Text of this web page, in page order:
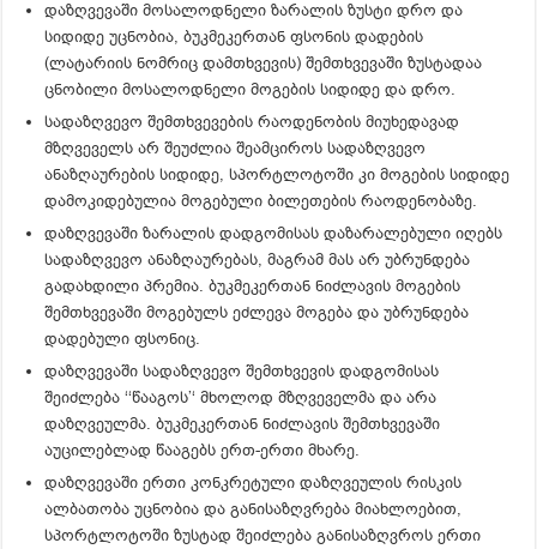
დაზღვევაში მოსალოდნელი ზარალის ზუსტი დრო და
სიდიდე უცნობია, ბუკმეკერთან ფსონის დადების
(ლატარიის ნომრიც დამთხვევის) შემთხვევაში ზუსტადაა
ცნობილი მოსალოდნელი მოგების სიდიდე და დრო.
სადაზღვევო შემთხვევების რაოდენობის მიუხედავად
მზღვეველს არ შეუძლია შეამციროს სადაზღვევო
ანაზღაურების სიდიდე, სპორტლოტოში კი მოგების სიდიდე
დამოკიდებულია მოგებული ბილეთების რაოდენობაზე.
დაზღვევაში ზარალის დადგომისას დაზარალებული იღებს
სადაზღვევო ანაზღაურებას, მაგრამ მას არ უბრუნდება
გადახდილი პრემია. ბუკმეკერთან ნიძლავის მოგების
შემთხვევაში მოგებულს ეძლევა მოგება და უბრუნდება
დადებული ფსონიც.
დაზღვევაში სადაზღვევო შემთხვევის დადგომისას
შეიძლება ‘‘წააგოს’‘ მხოლოდ მზღვეველმა და არა
დაზღვეულმა. ბუკმეკერთან ნიძლავის შემთხვევაში
აუცილებლად წააგებს ერთ-ერთი მხარე.
დაზღვევაში ერთი კონკრეტული დაზღვეულის რისკის
ალბათობა უცნობია და განისაზღვრება მიახლოებით,
სპორტლოტოში ზუსტად შეიძლება განისაზღვროს ერთი